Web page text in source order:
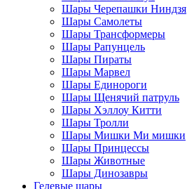
Шары Черепашки Ниндзя
Шары Самолеты
Шары Трансформеры
Шары Рапунцель
Шары Пираты
Шары Марвел
Шары Единороги
Шары Щенячий патруль
Шары Хэллоу Китти
Шары Тролли
Шары Мишки Ми мишки
Шары Принцессы
Шары Животные
Шары Динозавры
Гелевые шары